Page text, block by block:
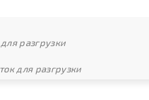
разгрузки
для разгрузки